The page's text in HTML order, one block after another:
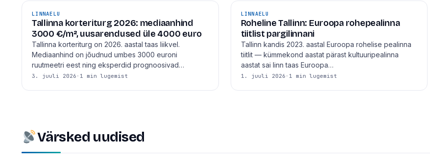
LINNAELU
Tallinna korteriturg 2026: mediaanhind
3000 €/m², uusarendused üle 4000 euro
Tallinna korteriturg on 2026. aastal taas liikvel.
Mediaanhind on jõudnud umbes 3000 euroni
ruutmeetri eest ning eksperdid prognoosivad…
3. juuli 2026 · 1 min lugemist
LINNAELU
Roheline Tallinn: Euroopa rohepealinna
tiitlist pargilinnani
Tallinn kandis 2023. aastal Euroopa rohelise pealinna
tiitlit — kümmekond aastat pärast kultuuripealinna
aastat sai linn taas Euroopa…
1. juuli 2026 · 1 min lugemist
Värsked uudised